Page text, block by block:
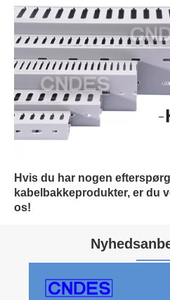
Hvis du har nogen
kabelbakkeprodukter, er du
os!